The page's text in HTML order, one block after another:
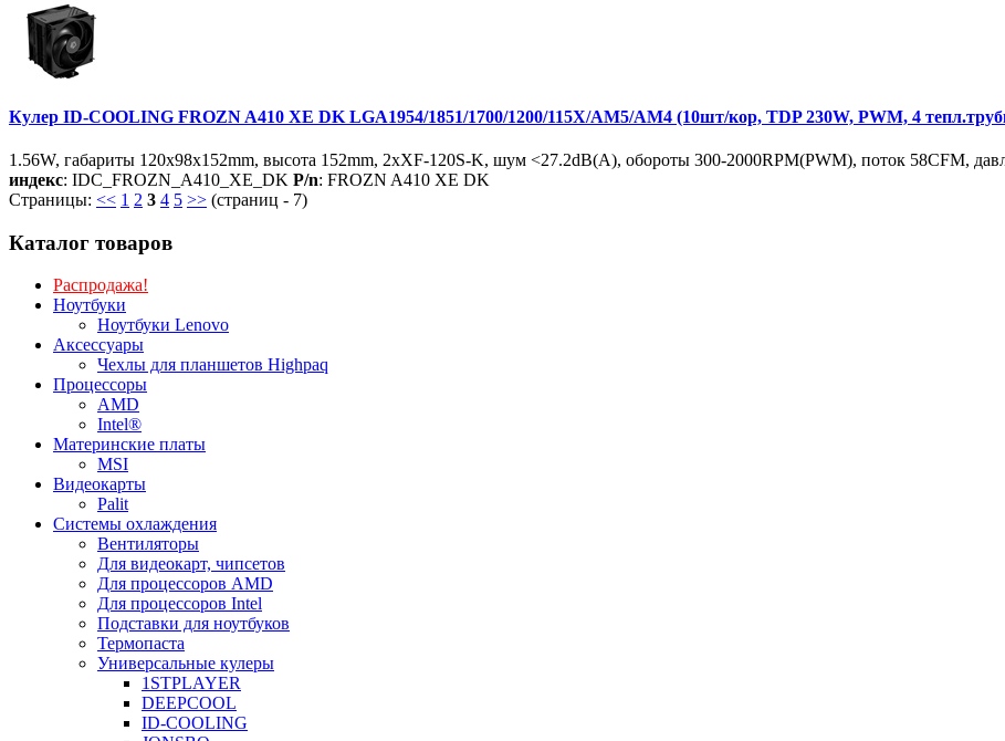
Кулер ID-COOLING FROZN A410 XE DK LGA1954/1851/1700/1200/115X/AM5/AM4 (10шт/кор, TDP 230W, PWM, 4
1.56W, габариты 120x98x152mm, высота 152mm, 2xXF-120S-K, шум <27.2dB(A), обороты 300-2000RPM(PWM), поток 58CFM,
индекс: IDC_FROZN_A410_XE_DK P/n: FROZN A410 XE DK
Страницы: << 1 2 3 4 5 >> (страниц - 7)
Каталог товаров
Распродажа!
Ноутбуки
Ноутбуки Lenovo
Аксессуары
Чехлы для планшетов Highpaq
Процессоры
AMD
Intel®
Материнские платы
MSI
Видеокарты
Palit
Системы охлаждения
Вентиляторы
Для видеокарт, чипсетов
Для процессоров AMD
Для процессоров Intel
Подставки для ноутбуков
Термопаста
Универсальные кулеры
1STPLAYER
DEEPCOOL
ID-COOLING